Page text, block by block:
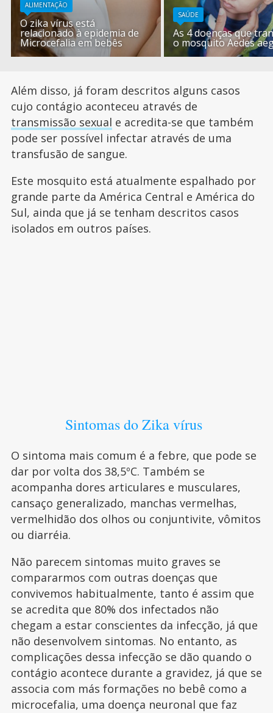
ALIMENTAÇÃO
O zika vírus está
relacionado à epidemia de
Microcefalia em bebês
SAÚDE
As 4 doenças que
o mosquito Aedes
Além disso, já foram descritos alguns casos
cujo contágio aconteceu através de
transmissão sexual e acredita-se que também
pode ser possível infectar através de uma
transfusão de sangue.
Este mosquito está atualmente espalhado por
grande parte da América Central e América do
Sul, ainda que já se tenham descritos casos
isolados em outros países.
Sintomas do Zika vírus
O sintoma mais comum é a febre, que pode se
dar por volta dos 38,5ºC. Também se
acompanha dores articulares e musculares,
cansaço generalizado, manchas vermelhas,
vermelhidão dos olhos ou conjuntivite, vômitos
ou diarréia.
Não parecem sintomas muito graves se
compararmos com outras doenças que
convivemos habitualmente, tanto é assim que
se acredita que 80% dos infectados não
chegam a estar conscientes da infecção, já que
não desenvolvem sintomas. No entanto, as
complicações dessa infecção se dão quando o
contágio acontece durante a gravidez, já que se
associa com más formações no bebê como a
microcefalia, uma doença neuronal que faz